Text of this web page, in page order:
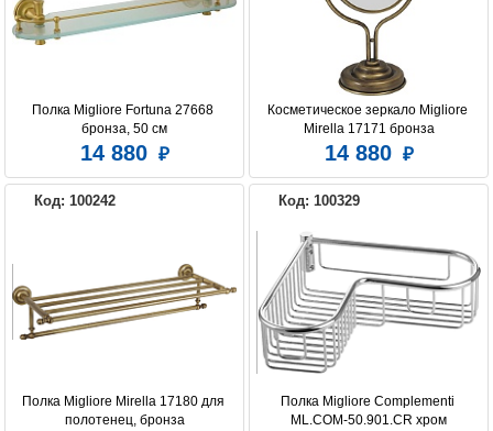
Полка Migliore Fortuna 27668
бронза, 50 см
14 880
Косметическое зеркало Migliore
Mirella 17171 бронза
14 880
Код: 100242
Полка Migliore Mirella 17180 для
полотенец, бронза
Код: 100329
Полка Migliore Complementi
ML.COM-50.901.CR хром